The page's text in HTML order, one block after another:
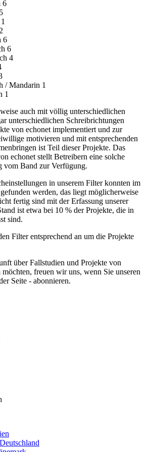
6
5
1
2
6
6
4
/ Mandarin 1
1
auch mit völlig unterschiedlichen
unterschiedlichen Schreibrichtungen
von echonet implementiert und zur
motivieren und mit entsprechenden
ist Teil dieser Projekte. Das
echonet stellt Betreibern eine solche
vom Band zur Verfügung.
in unserem Filter konnten im
werden, das liegt möglicherweise
fertig sind mit der Erfassung unserer
ist etwa bei 10 % der Projekte, die in
sind.
Filter entsprechend an um die Projekte
über Fallstudien und Projekte von
freuen wir uns, wenn Sie unseren
Seite - abonnieren.
Deutschland